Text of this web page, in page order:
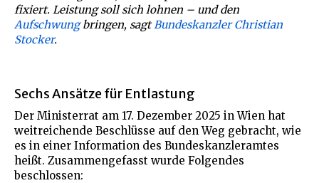
fixiert. Leistung soll sich lohnen – und den
Aufschwungbringen, sagtBundeskanzler Christian
Stocker.
Sechs Ansätze für Entlastung
Der Ministerrat am 17. Dezember 2025 in Wien hat
weitreichende Beschlüsse auf den Weg gebracht, wie
es in einer Information des Bundeskanzleramtes
heißt. Zusammengefasst wurde Folgendes
beschlossen: